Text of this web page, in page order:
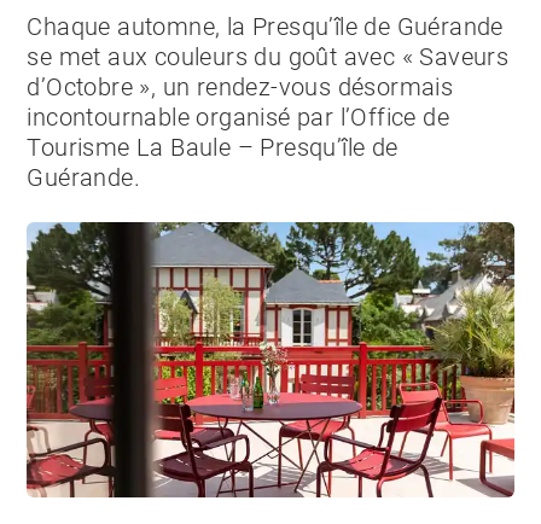
Chaque automne, la Presqu’île de Guérande
se met aux couleurs du goût avec « Saveurs
d’Octobre », un rendez-vous désormais
incontournable organisé par l’Office de
Tourisme La Baule – Presqu’île de
Guérande.